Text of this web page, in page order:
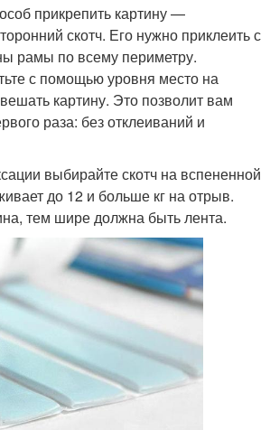
прикрепить картину —
скотч. Его нужно приклеить с
рамы по всему периметру.
с помощью уровня место на
картину. Это позволит вам
раза: без отклеиваний и
выбирайте скотч на вспененной
до 12 и больше кг на отрыв.
тем шире должна быть лента.